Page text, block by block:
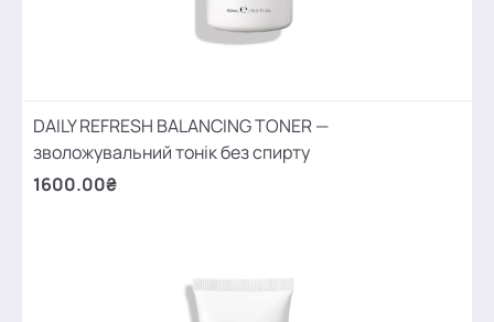
DAILY REFRESH BALANCING TONER —
зволожувальний тонік без спирту
1600.00₴